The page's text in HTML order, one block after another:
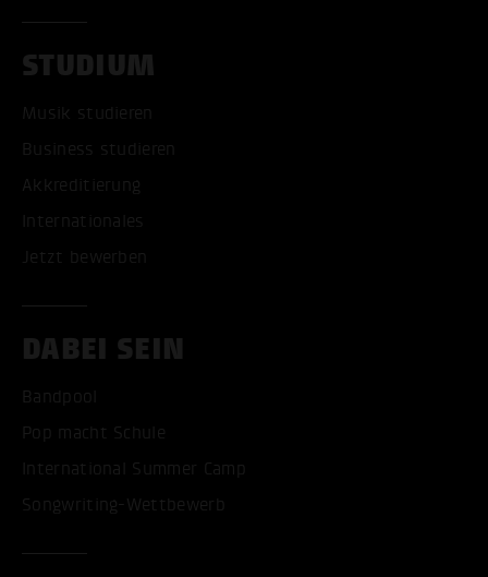
STUDIUM
Musik studieren
Business studieren
Akkreditierung
Internationales
Jetzt bewerben
DABEI SEIN
Bandpool
Pop macht Schule
International Summer Camp
Songwriting-Wettbewerb